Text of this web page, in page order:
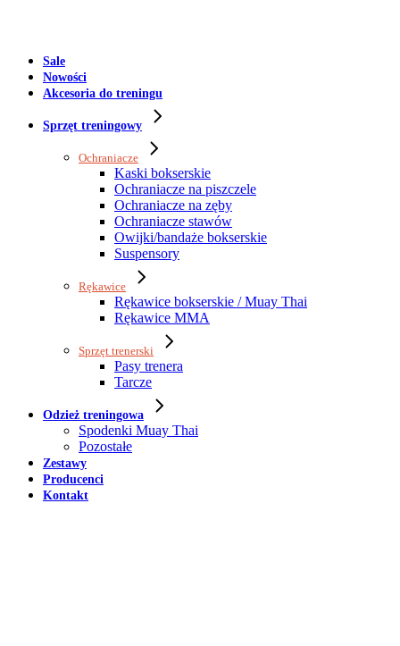
Sale
Nowości
Akcesoria do treningu
Sprzęt treningowy
Ochraniacze
Kaski bokserskie
Ochraniacze na piszczele
Ochraniacze na zęby
Ochraniacze stawów
Owijki/bandaże bokserskie
Suspensory
Rękawice
Rękawice bokserskie / Muay Thai
Rękawice MMA
Sprzęt trenerski
Pasy trenera
Tarcze
Odzież treningowa
Spodenki Muay Thai
Pozostałe
Zestawy
Producenci
Kontakt